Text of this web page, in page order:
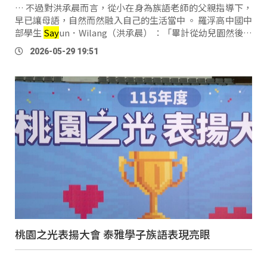
… 不過對洪承晨而言，從小在身為族語老師的父親指導下，
早已讓母語，自然而然融入自己的生活當中 。 羅浮高中國中
部學生 Sayun．Wilang（洪承晨） ：「畢計從幼兒園然後學
到現在，（從幼兒園就學到現在）因為從小爸爸就讓我們看
一些關於族語的影片，然後用簡 …
2026-05-29 19:51
桃園之光表揚大會 泰雅學子族語表現亮眼